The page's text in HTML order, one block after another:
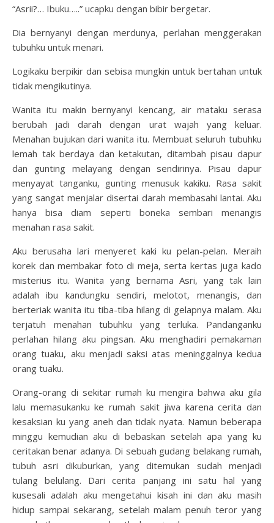
“Asrii?… Ibuku…..” ucapku dengan bibir bergetar.
Dia bernyanyi dengan merdunya, perlahan menggerakan
tubuhku untuk menari.
Logikaku berpikir dan sebisa mungkin untuk bertahan untuk
tidak mengikutinya.
Wanita itu makin bernyanyi kencang, air mataku serasa
berubah jadi darah dengan urat wajah yang keluar.
Menahan bujukan dari wanita itu. Membuat seluruh tubuhku
lemah tak berdaya dan ketakutan, ditambah pisau dapur
dan gunting melayang dengan sendirinya. Pisau dapur
menyayat tanganku, gunting menusuk kakiku. Rasa sakit
yang sangat menjalar disertai darah membasahi lantai. Aku
hanya bisa diam seperti boneka sembari menangis
menahan rasa sakit.
Aku berusaha lari menyeret kaki ku pelan-pelan. Meraih
korek dan membakar foto di meja, serta kertas juga kado
misterius itu. Wanita yang bernama Asri, yang tak lain
adalah ibu kandungku sendiri, melotot, menangis, dan
berteriak wanita itu tiba-tiba hilang di gelapnya malam. Aku
terjatuh menahan tubuhku yang terluka. Pandanganku
perlahan hilang aku pingsan. Aku menghadiri pemakaman
orang tuaku, aku menjadi saksi atas meninggalnya kedua
orang tuaku.
Orang-orang di sekitar rumah ku mengira bahwa aku gila
lalu memasukanku ke rumah sakit jiwa karena cerita dan
kesaksian ku yang aneh dan tidak nyata. Namun beberapa
minggu kemudian aku di bebaskan setelah apa yang ku
ceritakan benar adanya. Di sebuah gudang belakang rumah,
tubuh asri dikuburkan, yang ditemukan sudah menjadi
tulang belulang. Dari cerita panjang ini satu hal yang
kusesali adalah aku mengetahui kisah ini dan aku masih
hidup sampai sekarang, setelah malam penuh teror yang